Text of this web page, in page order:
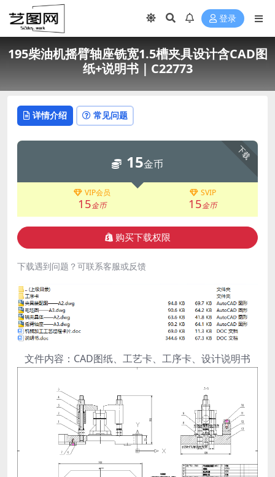
登录
195柴油机摇臂轴座铣宽1.5槽夹具设计含CAD图
纸+说明书｜C22773
详情介绍 常见问题
下载
15金币
VIP会员
15金币
SVIP
15金币
购买下载权限
下载遇到问题？可联系客服或反馈
文件内容：CAD图纸、工艺卡、工序卡、设计说明书